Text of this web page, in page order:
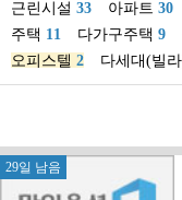
근린시설 33 아파트 30
주택 11 다가구주택 9
오피스텔 2 다세대(빌
29일 남음